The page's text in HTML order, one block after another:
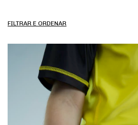
FILTRAR E ORDENAR